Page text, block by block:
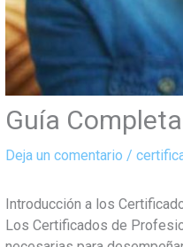
Guía
Deja un comentario /
Introducción a los
Los Certificados de